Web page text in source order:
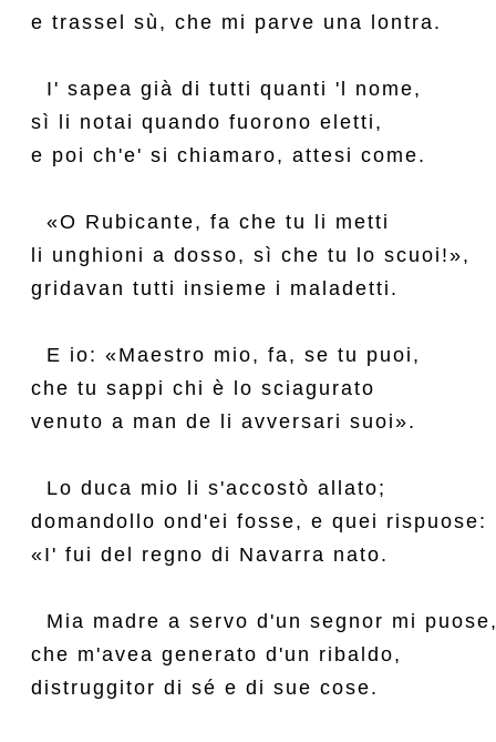
e trassel sù, che mi parve una lontra.
  I' sapea già di tutti quanti 'l nome,
sì li notai quando fuorono eletti,
e poi ch'e' si chiamaro, attesi come.
  «O Rubicante, fa che tu li metti
li unghioni a dosso, sì che tu lo scuoi!»,
gridavan tutti insieme i maladetti.
  E io: «Maestro mio, fa, se tu puoi,
che tu sappi chi è lo sciagurato
venuto a man de li avversari suoi».
  Lo duca mio li s'accostò allato;
domandollo ond'ei fosse, e quei rispuose:
«I' fui del regno di Navarra nato.
Mia madre a servo d'un segnor mi
che m'avea generato d'un ribaldo,
distruggitor di sé e di sue cose.